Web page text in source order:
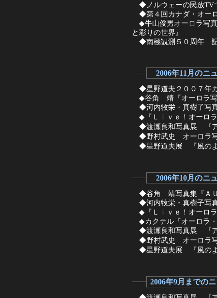
◆ノルウェーの民放TV
◆第４回カナダ・オー
◆牛山俊男オーロラ写
と彩りの世界』
◆南極観測５０周年 記
2006年11月のニ
◆星野道夫２００７年
◆谷角 靖『オーロラ写
◆河内牧栄・真樹子写
◆『Ｌｉｖｅ！オーロ
◆渡瀬良和写真展 『
◆野村武史 オーロラ写
◆星野道夫展 『風の
2006年10月のニ
◆谷角 靖写真集『ＡＵ
◆河内牧栄・真樹子写
◆『Ｌｉｖｅ！オーロ
◆カクテル『オーロラ
◆渡瀬良和写真展 『
◆野村武史 オーロラ写
◆星野道夫展 『風の
2006年9月までの